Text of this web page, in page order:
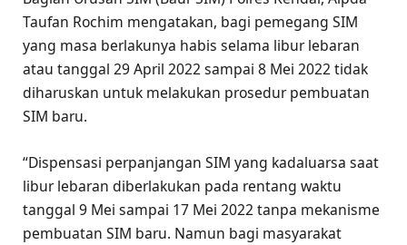
Taufan Rochim mengatakan, bagi pemegang SIM
yang masa berlakunya habis selama libur lebaran
atau tanggal 29 April 2022 sampai 8 Mei 2022 tidak
diharuskan untuk melakukan prosedur pembuatan
SIM baru.
“Dispensasi perpanjangan SIM yang kadaluarsa saat
libur lebaran diberlakukan pada rentang waktu
tanggal 9 Mei sampai 17 Mei 2022 tanpa mekanisme
pembuatan SIM baru. Namun bagi masyarakat